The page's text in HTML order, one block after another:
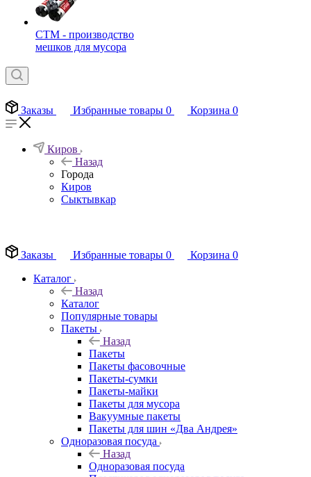
СТМ - производство
мешков для мусора
Заказы Избранные товары 0 Корзина 0
Киров
Назад
Города
Киров
Сыктывкар
Заказы
Избранные товары 0 Корзина 0
Каталог
Назад
Каталог
Популярные товары
Пакеты
Назад
Пакеты
Пакеты фасовочные
Пакеты-сумки
Пакеты-майки
Пакеты для мусора
Вакуумные пакеты
Пакеты для шин «Два Андрея»
Одноразовая посуда
Назад
Одноразовая посуда